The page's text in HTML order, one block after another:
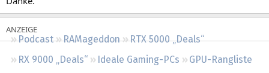
Regeln
Podcast RAMageddon
RTX 5000 „Deals“
RX 9000 „Deals“
Ideale Gaming-PCs
GPU-Rangliste